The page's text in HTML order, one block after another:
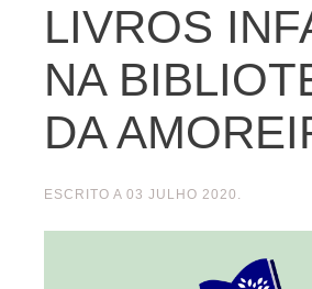
LIVROS
NA
DA
ESCRITO A 03 JULHO 2020 .